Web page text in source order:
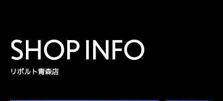
SHOP INFO
リボルト青森店